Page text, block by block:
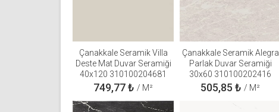
Çanakkale Seramik Villa
Deste Mat Duvar Seramiği
40x120 310100204681
749,77₺ / M²
Çanakkale Seramik Alegra
Parlak Duvar Seramiği
30x60 310100202416
505,85 ₺ / M²